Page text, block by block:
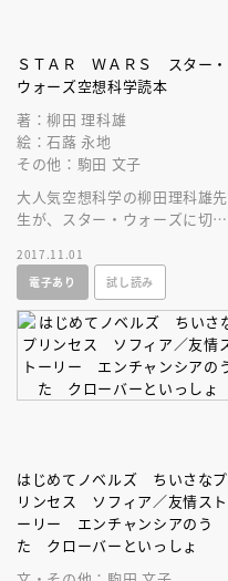
ＳＴＡＲ ＷＡＲＳ スター・
ウォーズ空想科学読本
著：柳田 理科雄
絵：石蕗 永地
その他：駒田 文子
大人気空想科学の柳田理科雄先
生が、スター・ウォーズに切り
ついに地球科学によって解明さ
れる……！？
2017.11.01
電子あり
試し読み
はじめてノベルズ ちいさなプ
リンセス ソフィア／友情スト
ーリー エンチャンシアのう
た クローバーといっしょ